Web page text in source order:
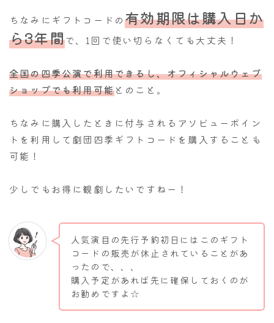
ちなみにギフトコードの有効期限は購入日か
ら3年間で、1回で使い切らなくても大丈夫！
全国の四季公演で利用できるし、オフィシャルウェブ
ショップでも利用可能とのこと。
ちなみに購入したときに付与されるアソビューポイン
トを利用して劇団四季ギフトコードを購入することも
可能！
少しでもお得に観劇したいですねー！
人気演目の先行予約初日にはこのギフト
コードの販売が休止されていることがあ
ったので、、、
購入予定があれば先に確保しておくのが
お勧めですよ☆